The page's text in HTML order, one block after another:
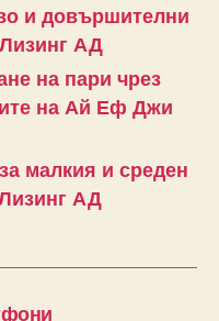
и довършителни
АД
на пари чрез
на Ай Еф Джи
малкия и среден
АД